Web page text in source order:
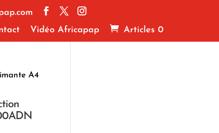
Vidéo Africapap Articles 0
A4